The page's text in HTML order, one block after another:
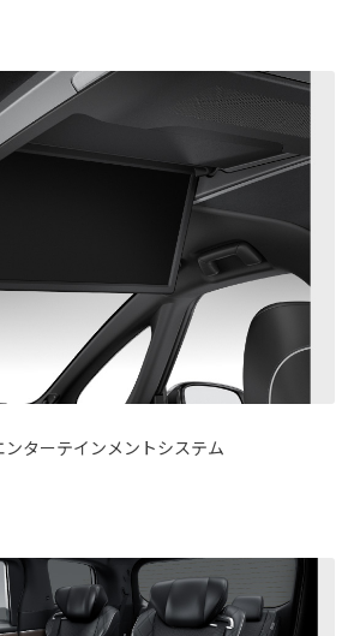
ターテインメントシステム